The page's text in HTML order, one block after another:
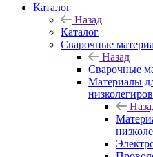
Каталог
Назад
Каталог
Сварочные
Назад
Сварочные
Материалы